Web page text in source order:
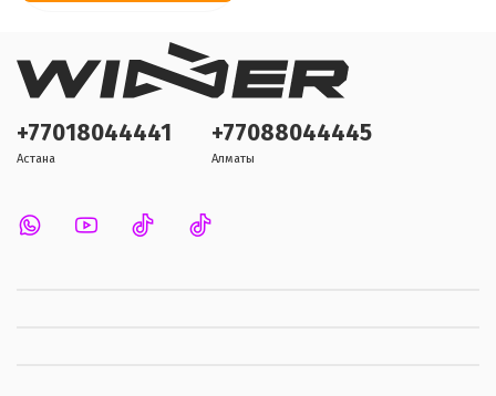
+77018044441
Астана
+77088044445
Алматы